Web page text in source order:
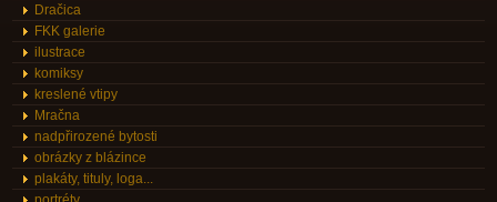
Dračica
FKK galerie
ilustrace
komiksy
kreslené vtipy
Mračna
nadpřirozené bytosti
obrázky z blázince
plakáty, tituly, loga...